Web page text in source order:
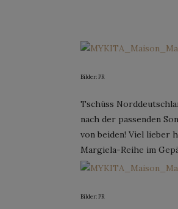
Bilder: PR
Tschüss
nach der passenden
von beiden! Viel lieber
Margiela-Reihe im
Bilder: PR